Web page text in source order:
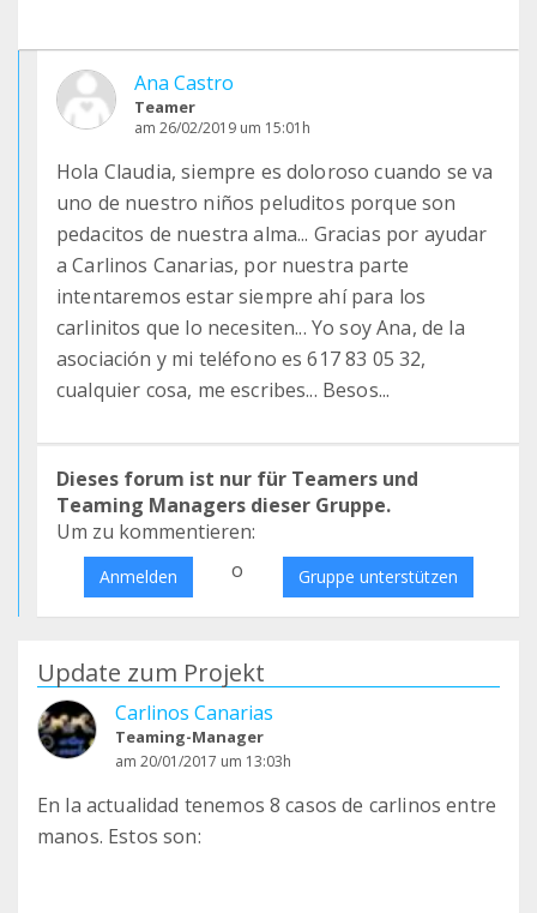
Ana Castro
Teamer
am 26/02/2019 um 15:01h
Hola Claudia, siempre es doloroso cuando se va
uno de nuestro niños peluditos porque son
pedacitos de nuestra alma... Gracias por ayudar
a Carlinos Canarias, por nuestra parte
intentaremos estar siempre ahí para los
carlinitos que lo necesiten... Yo soy Ana, de la
asociación y mi teléfono es 617 83 05 32,
cualquier cosa, me escribes... Besos...
Dieses forum ist nur für Teamers und
Teaming Managers dieser Gruppe.
Um zu kommentieren:
Anmelden o Gruppe unterstützen
Update zum Projekt
Carlinos Canarias
Teaming-Manager
am 20/01/2017 um 13:03h
En la actualidad tenemos 8 casos de carlinos entre
manos. Estos son: